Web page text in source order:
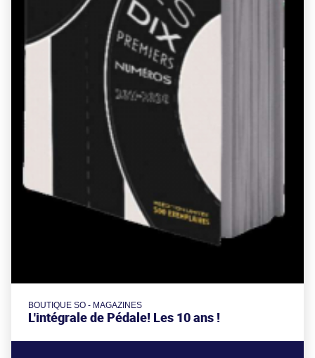
BOUTIQUE SO - MAGAZINES
L'intégrale de Pédale! Les 10 ans !